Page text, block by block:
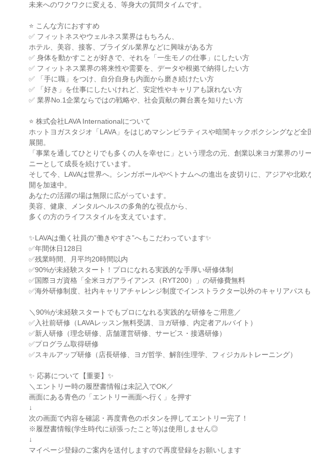
未来へのワクワクに変える、等身大の質問タイムです。
⭐ こんな方におすすめ
✅ フィットネスやウェルネス業界はもちろん、
ホテル、美容、接客、ブライダル業界などに興味がある方
✅ 身体を動かすことが好きで、それを「一生モノの仕事」にしたい方
✅ フィットネス業界の将来性や需要を、データや根拠で納得したい方
✅ 「手に職」をつけ、自分自身も内面から磨き続けたい方
✅ 「好き」を仕事にしたいけれど、安定性やキャリアも譲れない方
✅ 業界No.1企業ならではの戦略や、社会貢献の舞台裏を知りたい方
⭐ 株式会社LAVA Internationalについて
ホットヨガスタジオ「LAVA」をはじめマシンピラティスや暗闇キックボクシングなど全
展開。
「事業を通してひとりでも多くの人を幸せに」という理念の元、創業以来ヨガ業界のリ
ニーとして成長を続けています。
そして今、LAVAは世界へ。シンガポールやベトナムへの進出を皮切りに、アジアや北欧
開を加速中。
あなたの活躍の場は無限に広がっています。
美容、健康、メンタルヘルスの多角的な視点から、
多くの方のライフスタイルを支えています。
✨LAVAは働く社員の”働きやすさ”へもこだわっています✨
✅年間休日128日
✅残業時間、月平均20時間以内
✅90%が未経験スタート！プロになれる実践的な手厚い研修体制
✅国際ヨガ資格「全米ヨガアライアンス（RYT200）」の研修費無料
✅海外研修制度、社内キャリアチャレンジ制度でインストラクター以外のキャリアパス
＼90%が未経験スタートでもプロになれる実践的な研修をご用意／
✅入社前研修（LAVAレッスン無料受講、ヨガ研修、内定者アルバイト）
✅新人研修（理念研修、店舗運営研修、サービス・接遇研修）
✅プログラム取得研修
✅スキルアップ研修（店長研修、ヨガ哲学、解剖生理学、フィジカルトレーニング）
✨ 応募について【重要】✨
＼エントリー時の履歴書情報は未記入でOK／
画面にある青色の「エントリー画面へ行く」を押す
↓
次の画面で内容を確認・再度青色のボタンを押してエントリー完了！
※履歴書情報(学生時代に頑張ったこと等)は使用しません◎
↓
マイページ登録のご案内を送付しますので再度登録をお願いします